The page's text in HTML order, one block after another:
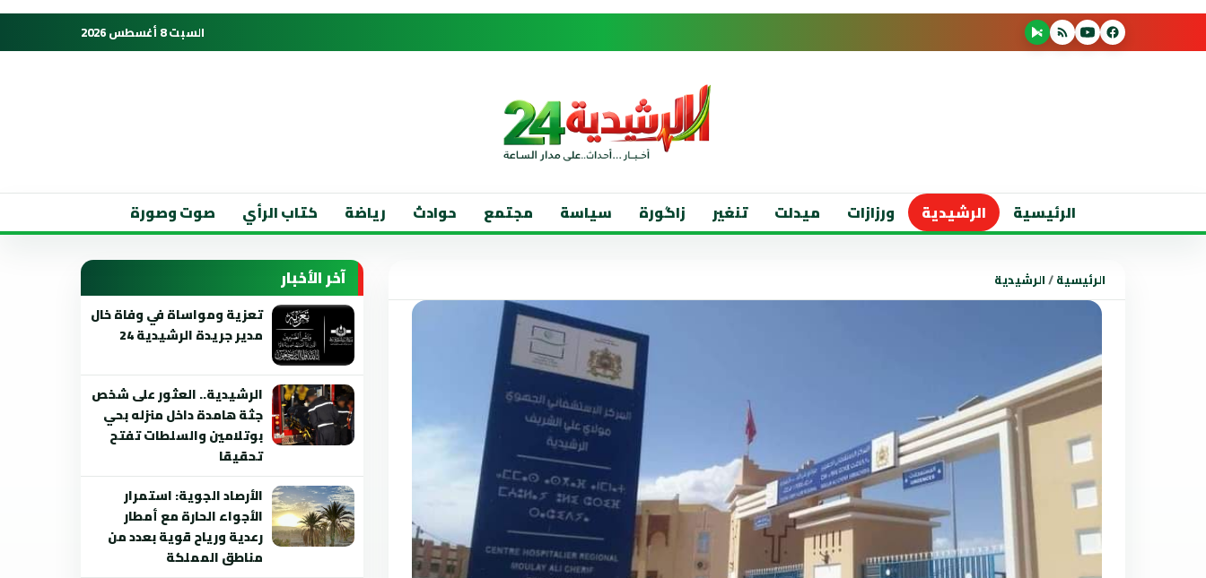
السبت 8 أغسطس 2026
الرئيسية الرشيدية ورزازات ميدلت تنغير زاگورة سياسة مجتمع حوادث رياضة كتاب الرأي صوت وصورة
الرئيسية/الرشيدية آخر الأخبار
تعزية ومواساة في وفاة خال
مدير جريدة الرشيدية 24
الرشيدية.. العثور على شخص
جثة هامدة داخل منزله بحي
بوتلامين والسلطات تفتح
تحقيقا
الأرصاد الجوية: استمرار
الأجواء الحارة مع أمطار
رعدية ورياح قوية بعدد من
مناطق المملكة